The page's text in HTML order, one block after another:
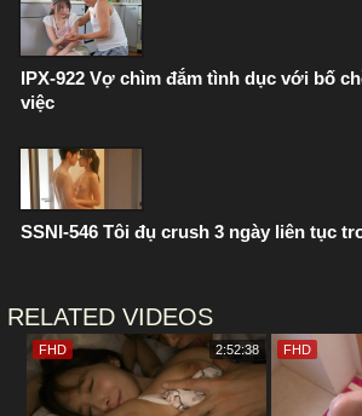
IPX-922 Vợ chìm đắm tình dục với bố
việc
SSNI-546 Tôi đụ crush 3 ngày liên tục
RELATED VIDEOS
FHD 2:52:38 FHD